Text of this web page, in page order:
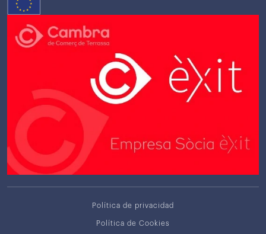
Política de privacidad
Política de Cookies